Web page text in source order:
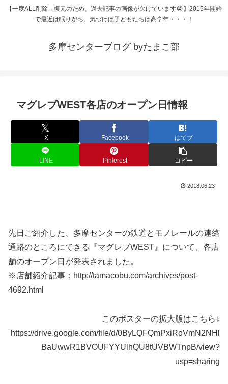
【一度ALL削除→復元のため、過去記事の画像が欠けています😭】2015年開始
で最近は眠りがち。気づけば子どもたちは高学年・・・！
多摩センターブログ byたまこ部
マグレブWEST各店のオープン日情報
X Facebook はてブ
LINE Pinterest コピー
2018.06.23
先日ご紹介した、多摩センターの鉄道とモノレールの連絡
通路のところにできる『マグレブWEST』について、各店
舗のオープン日が発表されました。
※店舗紹介記事：http://tamacobu.com/archives/post-
4692.html
このポスターの拡大版はこちら↓
https://drive.google.com/file/d/0ByLQFQmPxiRoVmN2NHl
BaUwwR1BVOUFYYUlhQU8tUVBWTnpB/view?
usp=sharing